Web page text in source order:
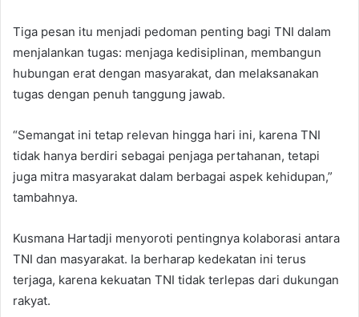
Tiga pesan itu menjadi pedoman penting bagi TNI dalam
menjalankan tugas: menjaga kedisiplinan, membangun
hubungan erat dengan masyarakat, dan melaksanakan
tugas dengan penuh tanggung jawab.
“Semangat ini tetap relevan hingga hari ini, karena TNI
tidak hanya berdiri sebagai penjaga pertahanan, tetapi
juga mitra masyarakat dalam berbagai aspek kehidupan,”
tambahnya.
Kusmana Hartadji menyoroti pentingnya kolaborasi antara
TNI dan masyarakat. Ia berharap kedekatan ini terus
terjaga, karena kekuatan TNI tidak terlepas dari dukungan
rakyat.